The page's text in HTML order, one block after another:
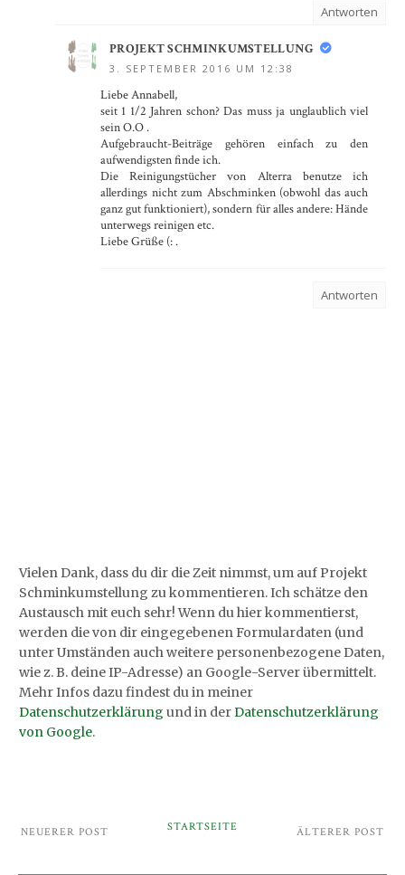
Antworten
PROJEKT SCHMINKUMSTELLUNG
3. SEPTEMBER 2016 UM 12:38
Liebe Annabell,
seit 1 1/2 Jahren schon? Das muss ja unglaublich viel
sein O.O .
Aufgebraucht-Beiträge gehören einfach zu den
aufwendigsten finde ich.
Die Reinigungstücher von Alterra benutze ich
allerdings nicht zum Abschminken (obwohl das auch
ganz gut funktioniert), sondern für alles andere: Hände
unterwegs reinigen etc.
Liebe Grüße (: .
Antworten
Vielen Dank, dass du dir die Zeit nimmst, um auf Projekt
Schminkumstellung zu kommentieren. Ich schätze den
Austausch mit euch sehr! Wenn du hier kommentierst,
werden die von dir eingegebenen Formulardaten (und
unter Umständen auch weitere personenbezogene Daten,
wie z. B. deine IP-Adresse) an Google-Server übermittelt.
Mehr Infos dazu findest du in meiner
Datenschutzerklärung und in derDatenschutzerklärung
von Google.
NEUERER POST ÄLTERER POST
STARTSEITE